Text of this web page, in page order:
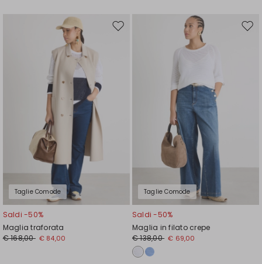
Taglie Comode
Sposta
Saldi -50%
Maglia traforata
€ 168,00 € 84,00
Taglie Comode
Saldi -50%
Maglia in filato crepe
€ 138,00 € 69,00